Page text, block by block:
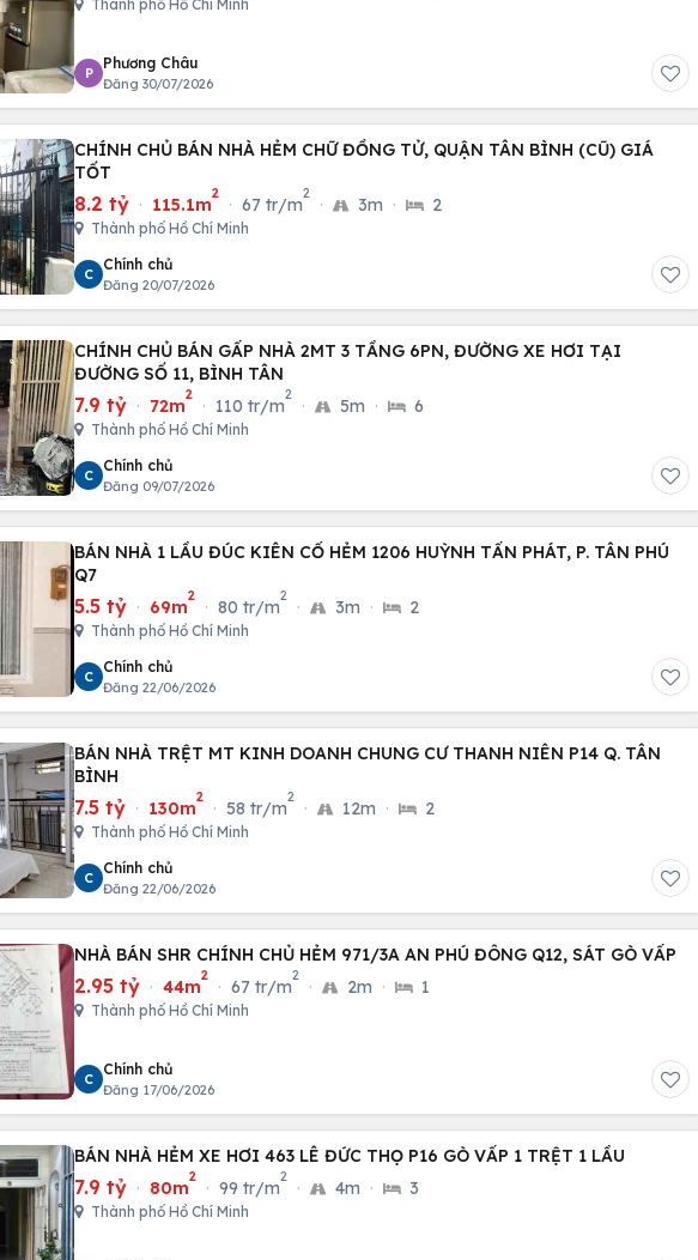
Thành phố Hồ Chí Minh
P
Phương Châu
Đăng 30/07/2026
CHÍNH CHỦ BÁN NHÀ HẺM CHỮ ĐỒNG TỬ, QUẬN TÂN BÌNH (CŨ) GIÁ
TỐT
8.2 tỷ · 115.1m
2
· 67 tr/m
2
· 3m · 2
Thành phố Hồ Chí Minh
C
Chính chủ
Đăng 20/07/2026
CHÍNH CHỦ BÁN GẤP NHÀ 2MT 3 TẦNG 6PN, ĐƯỜNG XE HƠI TẠI
ĐƯỜNG SỐ 11, BÌNH TÂN
7.9 tỷ · 72m
2
· 110 tr/m
2
· 5m · 6
Thành phố Hồ Chí Minh
C
Chính chủ
Đăng 09/07/2026
BÁN NHÀ 1 LẦU ĐÚC KIÊN CỐ HẺM 1206 HUỲNH TẤN PHÁT, P. TÂN PHÚ
Q7
5.5 tỷ · 69m
2
· 80 tr/m
2
· 3m · 2
Thành phố Hồ Chí Minh
C
Chính chủ
Đăng 22/06/2026
BÁN NHÀ TRỆT MT KINH DOANH CHUNG CƯ THANH NIÊN P14 Q. TÂN
BÌNH
7.5 tỷ · 130m
2
· 58 tr/m
2
· 12m · 2
Thành phố Hồ Chí Minh
C
Chính chủ
Đăng 22/06/2026
NHÀ BÁN SHR CHÍNH CHỦ HẺM 971/3A AN PHÚ ĐÔNG Q12, SÁT GÒ VẤP
2.95 tỷ · 44m
2
· 67 tr/m
2
· 2m · 1
Thành phố Hồ Chí Minh
C
Chính chủ
Đăng 17/06/2026
BÁN NHÀ HẺM XE HƠI 463 LÊ ĐỨC THỌ P16 GÒ VẤP 1 TRỆT 1 LẦU
7.9 tỷ · 80m
2
· 99 tr/m
2
· 4m · 3
Thành phố Hồ Chí Minh